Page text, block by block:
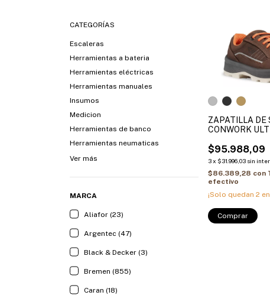
CATEGORÍAS
Escaleras
Herramientas a bateria
Herramientas eléctricas
Herramientas manuales
Insumos
Medicion
Herramientas de banco
Herramientas neumaticas
Ver más
MARCA
Aliafor (23)
Argentec (47)
Black & Decker (3)
Bremen (855)
Caran (18)
ZAPATILLA DE
CONWORK
655 ZA
$95.988,09
3x $31.996,03 sin
$86.389,28 con
efectivo
¡Solo quedan2
Comprar